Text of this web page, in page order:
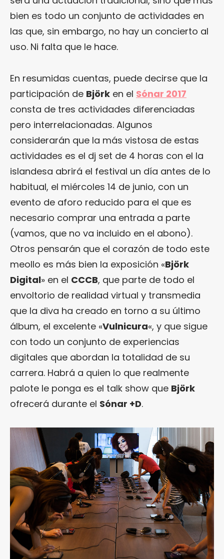
bien es todo un conjunto de actividades en
las que, sin embargo, no hay un concierto al
uso. Ni falta que le hace.
En resumidas cuentas, puede decirse que la
participación de Björk en el Sónar 2017
consta de tres actividades diferenciadas
pero interrelacionadas. Algunos
considerarán que la más vistosa de estas
actividades es el dj set de 4 horas con el la
islandesa abrirá el festival un día antes de lo
habitual, el miércoles 14 de junio, con un
evento de aforo reducido para el que es
necesario comprar una entrada a parte
(vamos, que no va incluido en el abono).
Otros pensarán que el corazón de todo este
meollo es más bien la exposición «Björk
Digital» en el CCCB, que parte de todo el
envoltorio de realidad virtual y transmedia
que la diva ha creado en torno a su último
álbum, el excelente «Vulnicura«, y que sigue
con todo un conjunto de experiencias
digitales que abordan la totalidad de su
carrera. Habrá a quien lo que realmente
palote le ponga es el talk show que Björk
ofrecerá durante el Sónar +D.